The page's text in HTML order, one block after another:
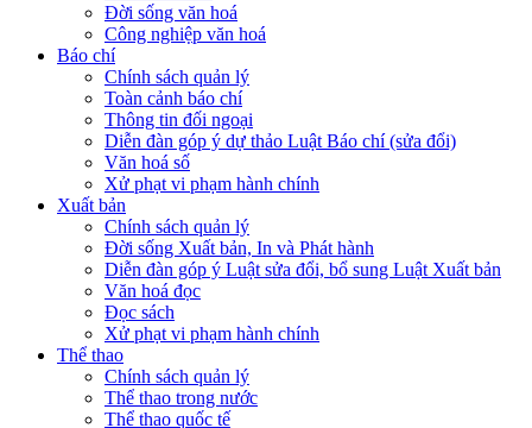
Đời sống văn hoá
Công nghiệp văn hoá
Báo chí
Chính sách quản lý
Toàn cảnh báo chí
Thông tin đối ngoại
Diễn đàn góp ý dự thảo Luật Báo chí (sửa đổi)
Văn hoá số
Xử phạt vi phạm hành chính
Xuất bản
Chính sách quản lý
Đời sống Xuất bản, In và Phát hành
Diễn đàn góp ý Luật sửa đổi, bổ sung Luật Xuất bản
Văn hoá đọc
Đọc sách
Xử phạt vi phạm hành chính
Thể thao
Chính sách quản lý
Thể thao trong nước
Thể thao quốc tế